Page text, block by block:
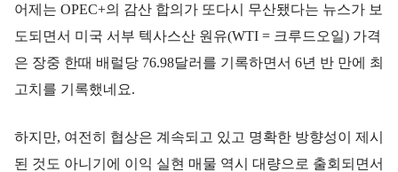
어제는 OPEC+의 감산 합의가 또다시 무산됐다는 뉴스가 보
도되면서 미국 서부 텍사스산 원유(WTI = 크루드오일) 가격
은 장중 한때 배럴당 76.98달러를 기록하면서 6년 반 만에 최
고치를 기록했네요.
하지만, 여전히 협상은 계속되고 있고 명확한 방향성이 제시
된 것도 아니기에 이익 실현 매물 역시 대량으로 출회되면서